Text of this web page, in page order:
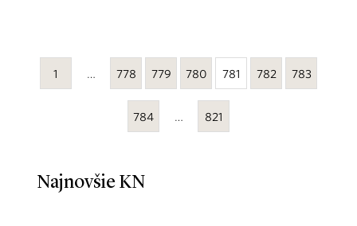
1 … 778 779 780 781 782 783
784 … 821
Najnovšie KN